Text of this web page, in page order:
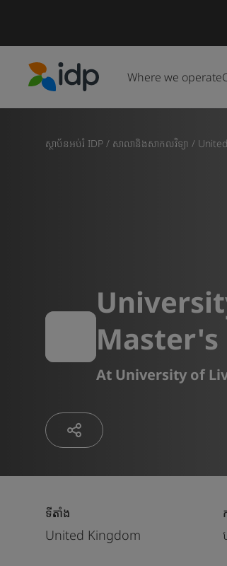
Where we operate
ស្ថាប័នអប់រំ IDP / សាលានិងសាកលវិទ្យា /
Master's
At University of
ទីតាំង
United Kingdom